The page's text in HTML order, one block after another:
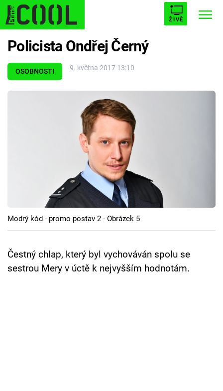
ŽIVĚ
Trendy: STARHOUSE BUFFY, PŘEMOŽITELKA UPÍRŮ
ESCAPE PLNEJ KOTEL AVENGERS 5
Cool Esport
Pořady
OSOBNOSTI 9. května 2017 13:10
Policista Ondřej Černý
Modrý kód - promo postav 2 - Obrázek 5
Čestný chlap, který byl vychováván spolu se
sestrou Mery v úctě k nejvyšším hodnotám.